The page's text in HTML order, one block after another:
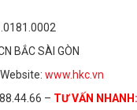
BẮC SÀI GÒN
www.hkc.vn
– TƯ VẤN NHANH :